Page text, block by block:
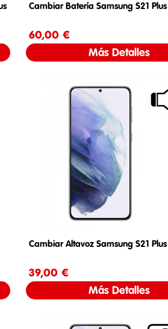
Cambiar Batería Samsung S21 Plus
60,00 €
Más Detalles
Cambiar Altavoz Samsung S21 Plus
39,00 €
Más Detalles